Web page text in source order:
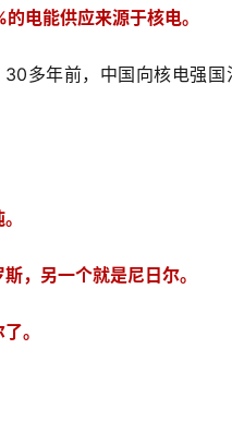
电能供应来源于核电。
30多年前，中国向核电强
，另一个就是尼日尔。
。